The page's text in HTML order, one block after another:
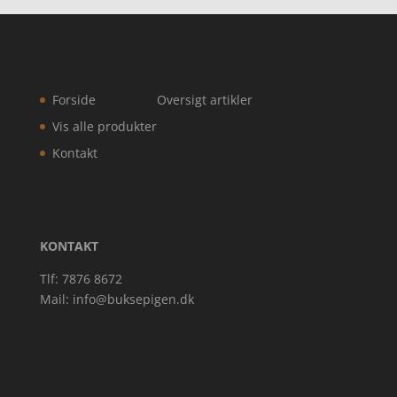
Forside
Vis alle produkter
Kontakt
Oversigt artikler
KONTAKT
Tlf: 7876 8672
Mail: info@buksepigen.dk